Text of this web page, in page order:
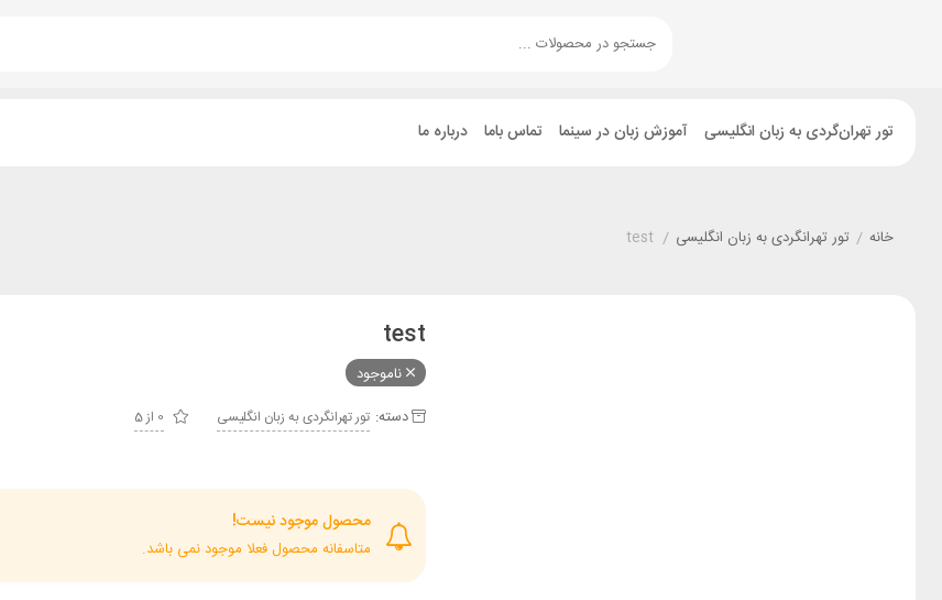
تور تهران‌گردی به زبان انگلیسی آموزش زبان در سینما تماس باما درباره ما
خانه / تور تهرانگردی به زبان انگلیسی /
test
test
ناموجود
دسته: تور تهرانگردی به زبان انگلیسی 0 از 5
محصول موجود نیست!
متاسفانه محصول فعلا موجود نمی باشد.